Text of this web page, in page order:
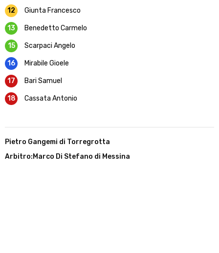
12
Giunta Francesco
13 Benedetto Carmelo
15 Scarpaci Angelo
16 Mirabile Gioele
17 Bari Samuel
18 Cassata Antonio
Pietro Gangemi di Torregrotta
Arbitro:Marco Di Stefano di Messina